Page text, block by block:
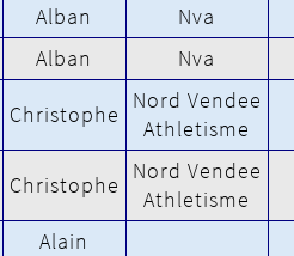
Alban
Nva
Alban Nva
Christophe
Nord Vendee
Athletisme
Christophe
Nord Vendee
Athletisme
Alain